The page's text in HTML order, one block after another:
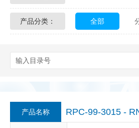
Glycon
产品分类： 全部
产品名称 RPC-99-3015 -